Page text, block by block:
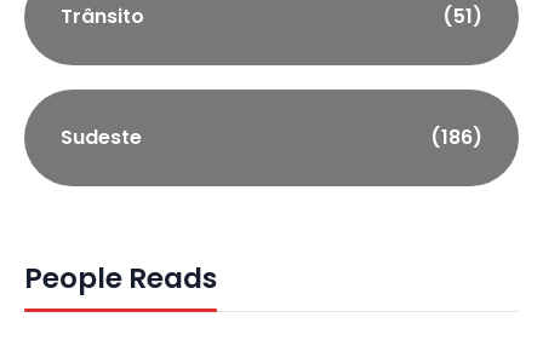
Trânsito (51)
Sudeste (186)
People Reads